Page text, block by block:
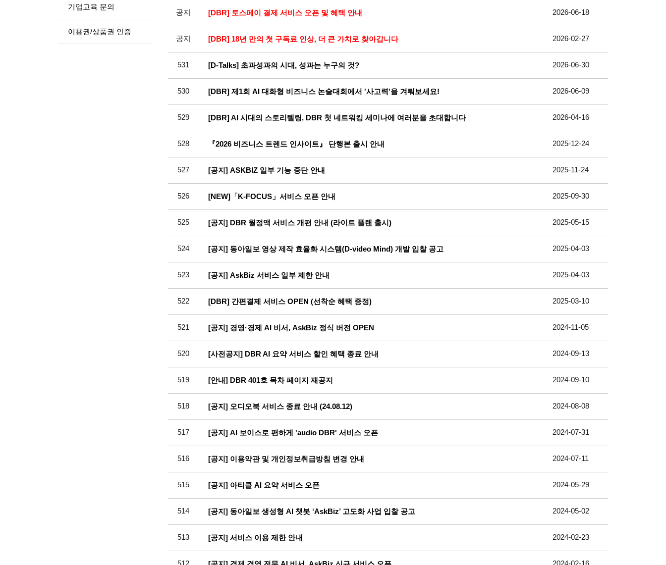
기업교육 문의
이용권/상품권 인증
공지 [DBR] 토스페이 결제 서비스 오픈 및 혜택 안내 2026-06-18
공지 [DBR] 18년 만의 첫 구독료 인상, 더 큰 가치로 찾아갑니다 2026-02-27
531 [D-Talks] 초과성과의 시대, 성과는 누구의 것? 2026-06-30
530 [DBR] 제1회 AI 대화형 비즈니스 논술대회에서 '사고력'을 겨뤄보세요! 2026-06-09
529 [DBR] AI 시대의 스토리텔링, DBR 첫 네트워킹 세미나에 여러분을 초대합니다 2026-04-16
528 『2026 비즈니스 트렌드 인사이트』 단행본 출시 안내 2025-12-24
527 [공지] ASKBIZ 일부 기능 중단 안내 2025-11-24
526 [NEW]「K-FOCUS」서비스 오픈 안내 2025-09-30
525 [공지] DBR 월정액 서비스 개편 안내 (라이트 플랜 출시) 2025-05-15
524 [공지] 동아일보 영상 제작 효율화 시스템(D-video Mind) 개발 입찰 공고 2025-04-03
523 [공지] AskBiz 서비스 일부 제한 안내 2025-04-03
522 [DBR] 간편결제 서비스 OPEN (선착순 혜택 증정) 2025-03-10
521 [공지] 경영·경제 AI 비서, AskBiz 정식 버전 OPEN 2024-11-05
520 [사전공지] DBR AI 요약 서비스 할인 혜택 종료 안내 2024-09-13
519 [안내] DBR 401호 목차 페이지 재공지 2024-09-10
518 [공지] 오디오북 서비스 종료 안내 (24.08.12) 2024-08-08
517 [공지] AI 보이스로 편하게 'audio DBR' 서비스 오픈 2024-07-31
516 [공지] 이용약관 및 개인정보취급방침 변경 안내 2024-07-11
515 [공지] 아티클 AI 요약 서비스 오픈 2024-05-29
514 [공지] 동아일보 생성형 AI 챗봇 ‘AskBiz’ 고도화 사업 입찰 공고 2024-05-02
513 [공지] 서비스 이용 제한 안내 2024-02-23